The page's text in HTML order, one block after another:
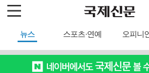
뉴스 스포츠·연예 오피니